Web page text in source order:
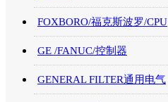
FOXBORO/福克斯波罗/CPU
GE /FANUC/控制器
GENERAL FILTER通用电气